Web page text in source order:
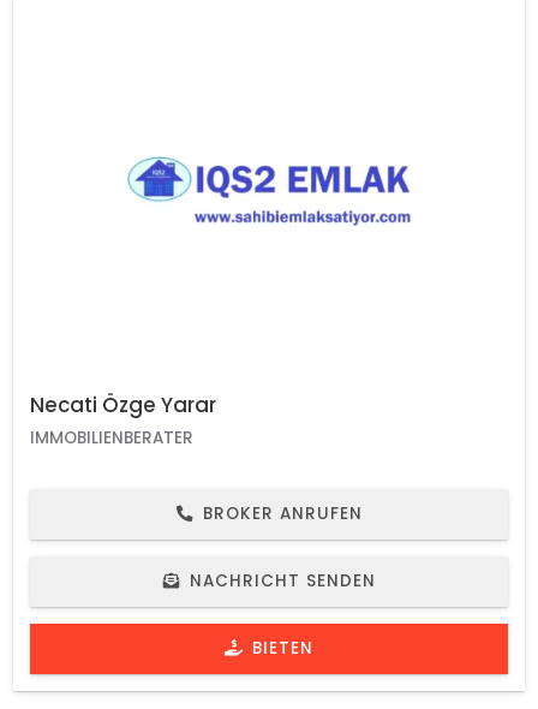
Necati Özge Yarar
IMMOBILIENBERATER
BROKER ANRUFEN
NACHRICHT SENDEN
BIETEN